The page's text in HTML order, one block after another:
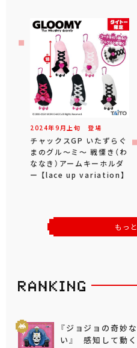
2024年9 月 上旬 登場
チャックスGP いたずらぐ
まのグル～ミ～ 戦慄き（わ
ななき）アームキーホルダ
ー 【lace up variation】
もっ
『ジョジョの奇妙
い』 感知して動